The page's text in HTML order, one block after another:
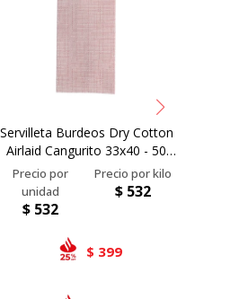
Servilleta Burdeos Dry Cotton
Airlaid Cangurito 33x40 - 50
Uds
$ 532
$ 532
$ 399